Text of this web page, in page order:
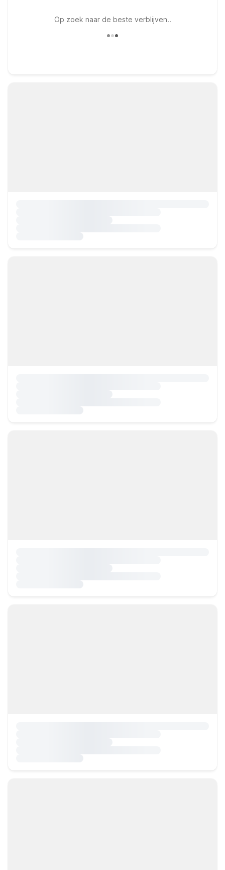
Op zoek naar de beste verblijven..